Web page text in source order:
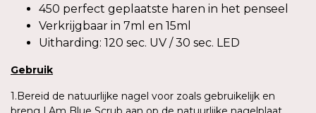
450 perfect geplaatste haren in het penseel
Verkrijgbaar in 7ml en 15ml
Uitharding: 120 sec. UV / 30 sec. LED
Gebruik
1.Bereid de natuurlijke nagel voor zoals gebruikelijk en